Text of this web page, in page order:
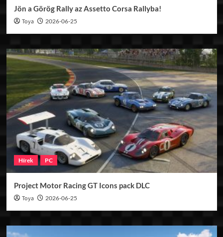
Jön a Görög Rally az Assetto Corsa Rallyba!
Toya 2026-06-25
Hírek PC
Project Motor Racing GT Icons pack DLC
Toya 2026-06-25